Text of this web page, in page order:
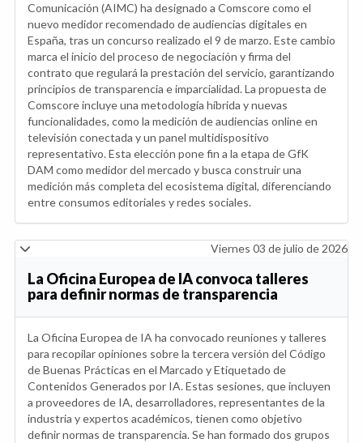
Comunicación (AIMC) ha designado a Comscore como el
nuevo medidor recomendado de audiencias digitales en
España, tras un concurso realizado el 9 de marzo. Este cambio
marca el inicio del proceso de negociación y firma del
contrato que regulará la prestación del servicio, garantizando
principios de transparencia e imparcialidad. La propuesta de
Comscore incluye una metodología híbrida y nuevas
funcionalidades, como la medición de audiencias online en
televisión conectada y un panel multidispositivo
representativo. Esta elección pone fin a la etapa de GfK
DAM como medidor del mercado y busca construir una
medición más completa del ecosistema digital, diferenciando
entre consumos editoriales y redes sociales.
Viernes 03 de julio de 2026
La Oficina Europea de IA convoca talleres
para definir normas de transparencia
La Oficina Europea de IA ha convocado reuniones y talleres
para recopilar opiniones sobre la tercera versión del Código
de Buenas Prácticas en el Marcado y Etiquetado de
Contenidos Generados por IA. Estas sesiones, que incluyen
a proveedores de IA, desarrolladores, representantes de la
industria y expertos académicos, tienen como objetivo
definir normas de transparencia. Se han formado dos grupos